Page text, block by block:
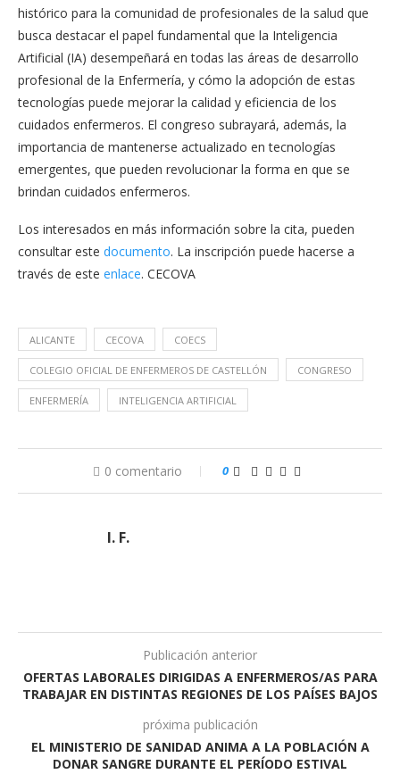
histórico para la comunidad de profesionales de la salud que
busca destacar el papel fundamental que la Inteligencia
Artificial (IA) desempeñará en todas las áreas de desarrollo
profesional de la Enfermería, y cómo la adopción de estas
tecnologías puede mejorar la calidad y eficiencia de los
cuidados enfermeros. El congreso subrayará, además, la
importancia de mantenerse actualizado en tecnologías
emergentes, que pueden revolucionar la forma en que se
brindan cuidados enfermeros.
Los interesados en más información sobre la cita, pueden
consultar este documento. La inscripción puede hacerse a
través de este enlace. CECOVA
ALICANTE CECOVA COECS
COLEGIO OFICIAL DE ENFERMEROS DE CASTELLÓN CONGRESO
ENFERMERÍA INTELIGENCIA ARTIFICIAL
0 comentario 0
I. F.
Publicación anterior
OFERTAS LABORALES DIRIGIDAS A ENFERMEROS/AS PARA
TRABAJAR EN DISTINTAS REGIONES DE LOS PAÍSES BAJOS
próxima publicación
EL MINISTERIO DE SANIDAD ANIMA A LA POBLACIÓN A
DONAR SANGRE DURANTE EL PERÍODO ESTIVAL